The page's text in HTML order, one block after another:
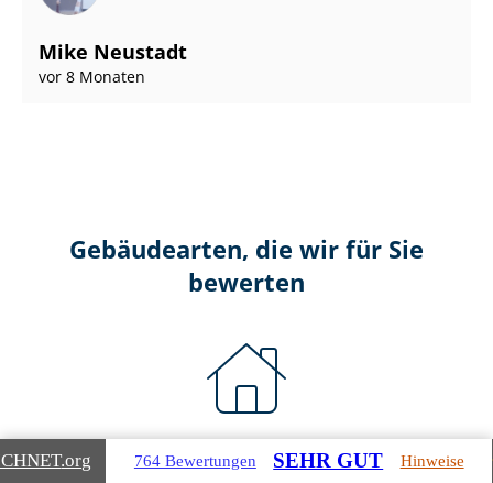
Mike Neustadt
vor 8 Monaten
Gebäudearten, die wir für Sie
bewerten
Wohnimmobilien
.org 764 Bewertungen SEHR GUT Hinweise